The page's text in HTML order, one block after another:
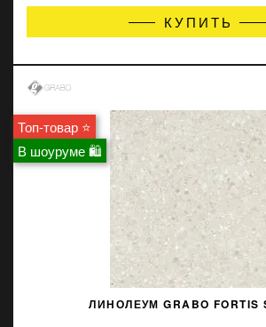
КУПИТЬ
Топ-товар ⭐
В шоуруме 🛍
ЛИНОЛЕУМ GRABO FORTIS